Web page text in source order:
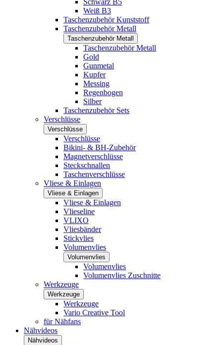
Schwarz B5
Weiß B3
Taschenzubehör Kunststoff
Taschenzubehör Metall
Taschenzubehör Metall
Taschenzubehör Metall
Gold
Gunmetal
Kupfer
Messing
Regenbogen
Silber
Taschenzubehör Sets
Verschlüsse
Verschlüsse
Verschlüsse
Bikini- & BH-Zubehör
Magnetverschlüsse
Steckschnallen
Taschenverschlüsse
Vliese & Einlagen
Vliese & Einlagen
Vliese & Einlagen
Vlieseline
VLIXO
Vliesbänder
Stickvlies
Volumenvlies
Volumenvlies
Volumenvlies
Volumenvlies Zuschnitte
Werkzeuge
Werkzeuge
Werkzeuge
Vario Creative Tool
für Nähfans
Nähvideos
Nähvideos